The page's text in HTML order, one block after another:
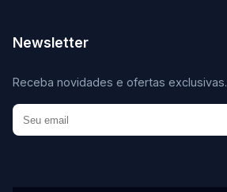
Newsletter
Receba novidades e ofertas exclusivas.